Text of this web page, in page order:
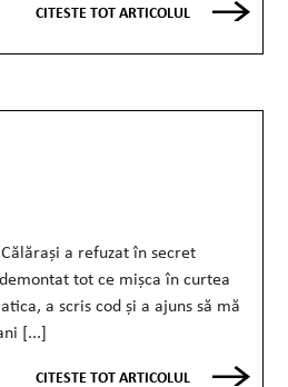
CITESTE TOT ARTICOLUL
a refuzat în secret
tot ce mișca în curtea
a scris cod și a ajuns să mă
[...]
CITESTE TOT ARTICOLUL